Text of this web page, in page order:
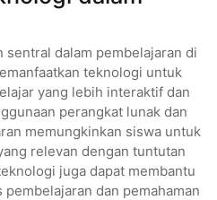
dalam pembelajaran di
teknologi untuk
yang lebih interaktif dan
perangkat lunak dan
memungkinkan siswa untuk
relevan dengan tuntutan
juga dapat membantu
dan pemahaman